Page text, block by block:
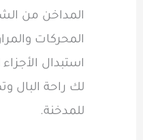
المداخن من
المحركات
استبدال
لك راحة البال
للمدخنة.